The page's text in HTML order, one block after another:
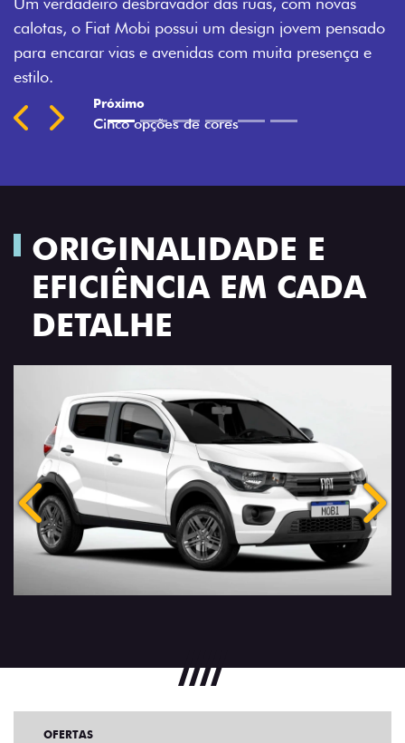
possui um design jovem pensado
avenidas com muita presença e
Montecarlo, Branco
Silverstone.
Previous
ORIGINALIDADE E
EFICIÊNCIA EM CADA
DETALHE
Anterior
OFERTAS